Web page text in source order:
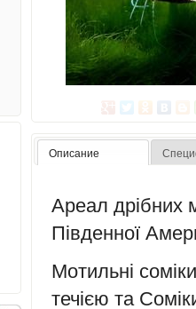
Описание
Ареал дрібних
Південної
Мотильні
течією та